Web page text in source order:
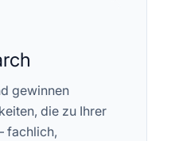
gewinnen
die zu Ihrer
fachlich,